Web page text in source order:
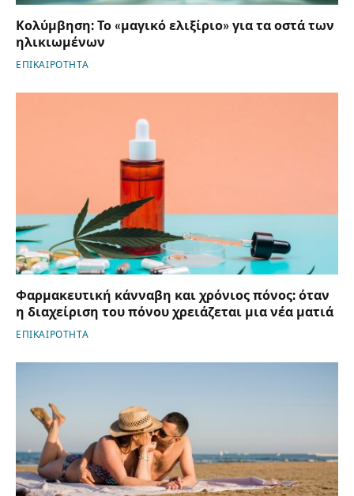
Κολύμβηση: Το «μαγικό ελιξίριο» για τα οστά των
ηλικιωμένων
ΕΠΙΚΑΙΡΟΤΗΤΑ
Φαρμακευτική κάνναβη και χρόνιος πόνος: όταν
η διαχείριση του πόνου χρειάζεται μια νέα ματιά
ΕΠΙΚΑΙΡΟΤΗΤΑ